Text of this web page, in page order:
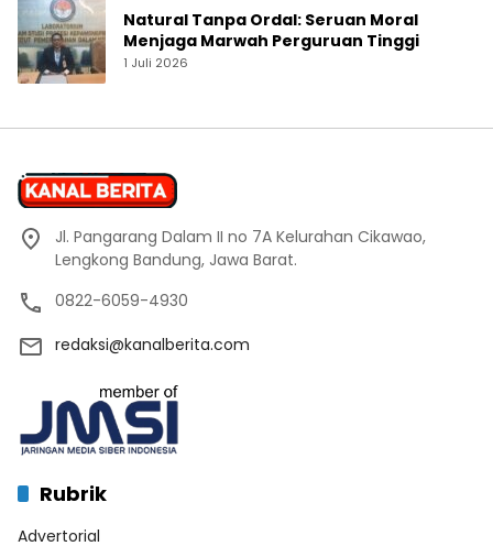
Natural Tanpa Ordal: Seruan Moral
Menjaga Marwah Perguruan Tinggi
1 Juli 2026
Jl. Pangarang Dalam II no 7A Kelurahan Cikawao,
Lengkong Bandung, Jawa Barat.
0822-6059-4930
redaksi@kanalberita.com
Rubrik
Advertorial